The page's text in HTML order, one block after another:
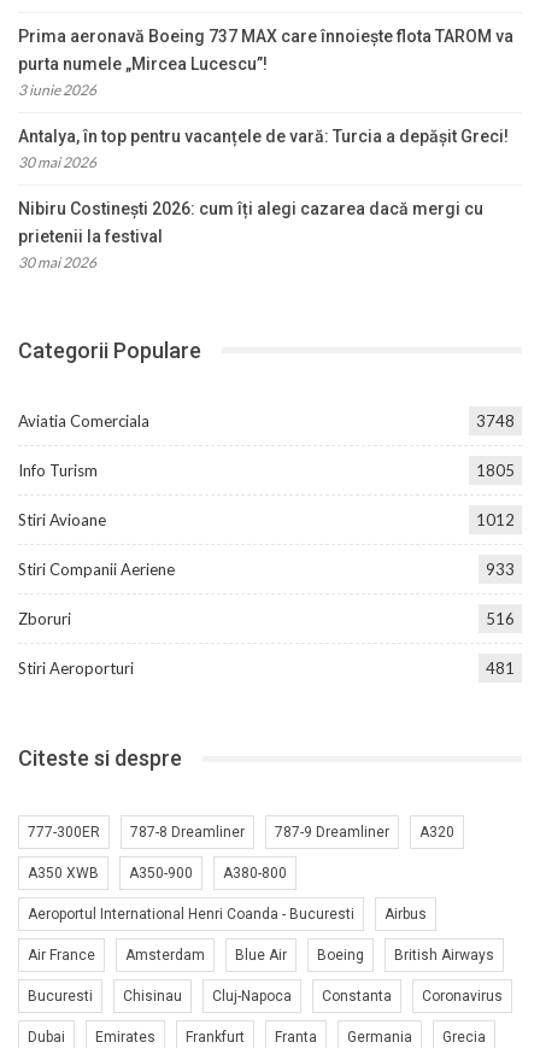
Prima aeronavă Boeing 737 MAX care înnoiește flota TAROM va
purta numele „Mircea Lucescu”!
3 iunie 2026
Antalya, în top pentru vacanțele de vară: Turcia a depășit Greci!
30 mai 2026
Nibiru Costinești 2026: cum îți alegi cazarea dacă mergi cu
prietenii la festival
30 mai 2026
Categorii Populare
Aviatia Comerciala 3748
Info Turism 1805
Stiri Avioane 1012
Stiri Companii Aeriene 933
Zboruri 516
Stiri Aeroporturi 481
Citeste si despre
777-300ER 787-8 Dreamliner 787-9 Dreamliner A320
A350 XWB A350-900 A380-800
Aeroportul International Henri Coanda - Bucuresti Airbus
Air France Amsterdam Blue Air Boeing British Airways
Bucuresti Chisinau Cluj-Napoca Constanta Coronavirus
Dubai Emirates Frankfurt Franta Germania Grecia